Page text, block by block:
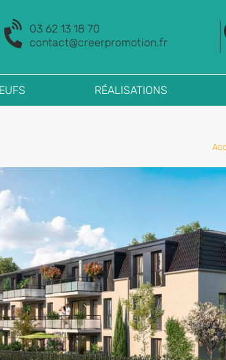
03 62 13 18 70
contact@creerpromotion.fr
RÉALISATIONS